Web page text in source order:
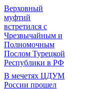
Верховный
муфтий
встретился с
Чрезвычайным и
Полномочным
Послом Турецкой
Республики в РФ
В мечетях ЦДУМ
России прошел